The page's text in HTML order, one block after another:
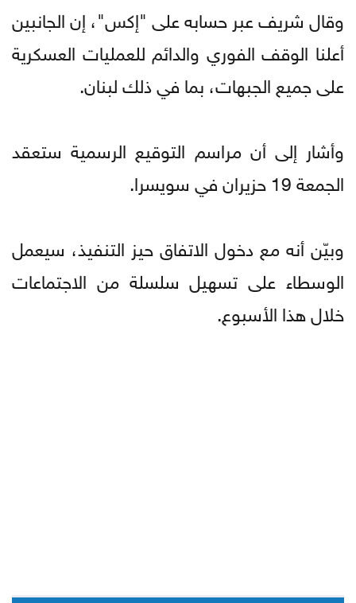
وقال شريف عبر حسابه على "إكس"، إن الجانبين
أعلنا الوقف الفوري والدائم للعمليات العسكرية
على جميع الجبهات، بما في ذلك لبنان.
وأشار إلى أن مراسم التوقيع الرسمية ستعقد
الجمعة 19 حزيران في سويسرا.
وبيّن أنه مع دخول الاتفاق حيز التنفيذ، سيعمل
الوسطاء على تسهيل سلسلة من الاجتماعات
خلال هذا الأسبوع.